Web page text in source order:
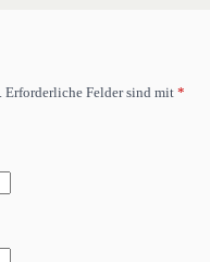
Erforderliche Felder sind mit *